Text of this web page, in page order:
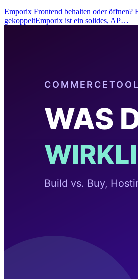
Emporix Frontend behalten oder öffnen?
gekoppeltEmporix ist ein solides, AP…